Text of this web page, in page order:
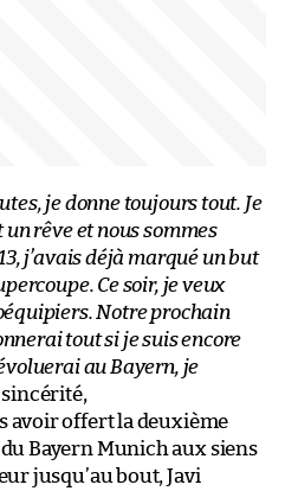
je donne toujours tout. Je
un rêve et nous sommes
j’avais déjà marqué un but
Ce soir, je veux
Notre prochain
tout si je suis encore
au Bayern, je
avoir offert la deuxième
Bayern Munich aux siens
jusqu’au bout, Javi